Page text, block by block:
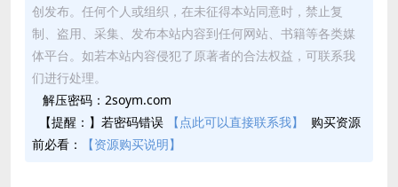
创发布。任何个人或组织，在未征得本站同意时，禁止复
制、盗用、采集、发布本站内容到任何网站、书籍等各类媒
体平台。如若本站内容侵犯了原著者的合法权益，可联系我
们进行处理。
解压密码：2soym.com
【提醒：】若密码错误
【点此可以直接联系我】
购买资源
前必看：
【资源购买说明】